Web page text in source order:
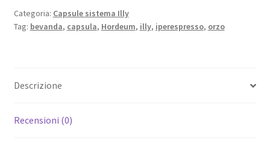
Categoria: Capsule sistema Illy
Tag: bevanda, capsula, Hordeum, illy, iperespresso, orzo
Descrizione
Recensioni (0)